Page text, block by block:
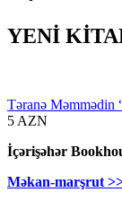
YENİ
Təranə Məmmədin
5 AZN
İçərişəhər
Məkan-marşrut